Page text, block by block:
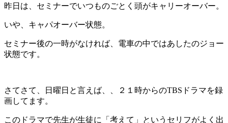
昨日は、セミナーでいつものごとく頭がキャリーオーバー。
いや、キャパオーバー状態。
セミナー後の一時がなければ、電車の中ではあしたのジョー
状態です。
さてさて、日曜日と言えば、、２１時からのTBSドラマを録
画してます。
このドラマで先生が生徒に「考えて」というセリフがよく出